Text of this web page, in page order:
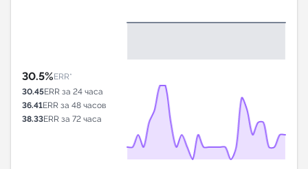
30.5%ERR*
30.45ERR за 24 часа
36.41ERR за 48 часов
38.33ERR за 72 часа